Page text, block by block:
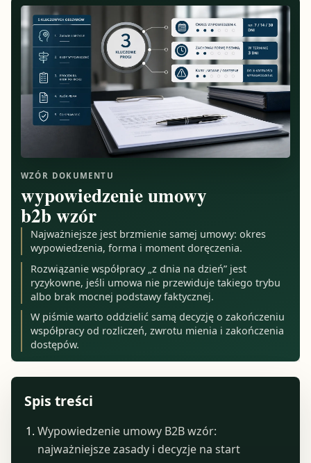
WZÓR DOKUMENTU
wypowiedzenie umowy
b2b wzór
Najważniejsze jest brzmienie samej umowy: okres
wypowiedzenia, forma i moment doręczenia.
Rozwiązanie współpracy „z dnia na dzień” jest
ryzykowne, jeśli umowa nie przewiduje takiego trybu
albo brak mocnej podstawy faktycznej.
W piśmie warto oddzielić samą decyzję o zakończeniu
współpracy od rozliczeń, zwrotu mienia i zakończenia
dostępów.
Spis treści
Wypowiedzenie umowy B2B wzór:
najważniejsze zasady i decyzje na start